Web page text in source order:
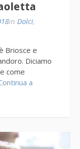
in Dolci,
Briosce e
Diciamo
come
a